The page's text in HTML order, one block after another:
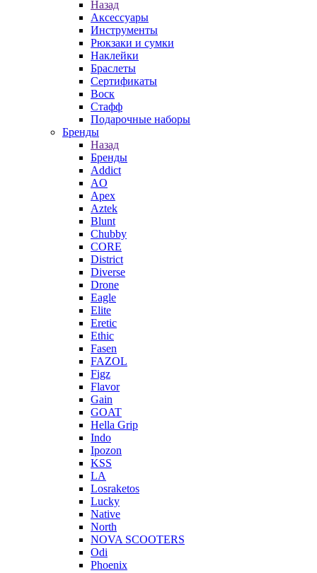
Назад
Аксессуары
Инструменты
Рюкзаки и сумки
Наклейки
Браслеты
Сертификаты
Воск
Стафф
Подарочные наборы
Бренды
Назад
Бренды
Addict
AO
Apex
Aztek
Blunt
Chubby
CORE
District
Diverse
Drone
Eagle
Elite
Eretic
Ethic
Fasen
FAZOL
Figz
Flavor
Gain
GOAT
Hella Grip
Indo
Ipozon
KSS
LA
Losraketos
Lucky
Native
North
NOVA SCOOTERS
Odi
Phoenix